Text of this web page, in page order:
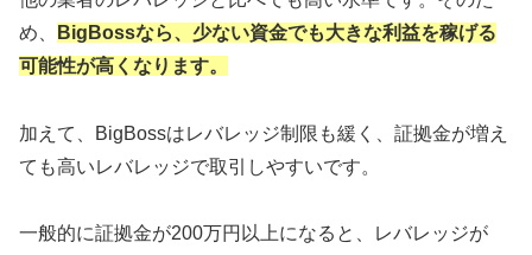
め、
BigBossなら、少ない資金でも大きな利益を稼げる
可能性が高くなります。
加えて、BigBossはレバレッジ制限も緩く、証拠金が増え
ても高いレバレッジで取引しやすいです。
一般的に証拠金が200万円以上になると、レバレッジが